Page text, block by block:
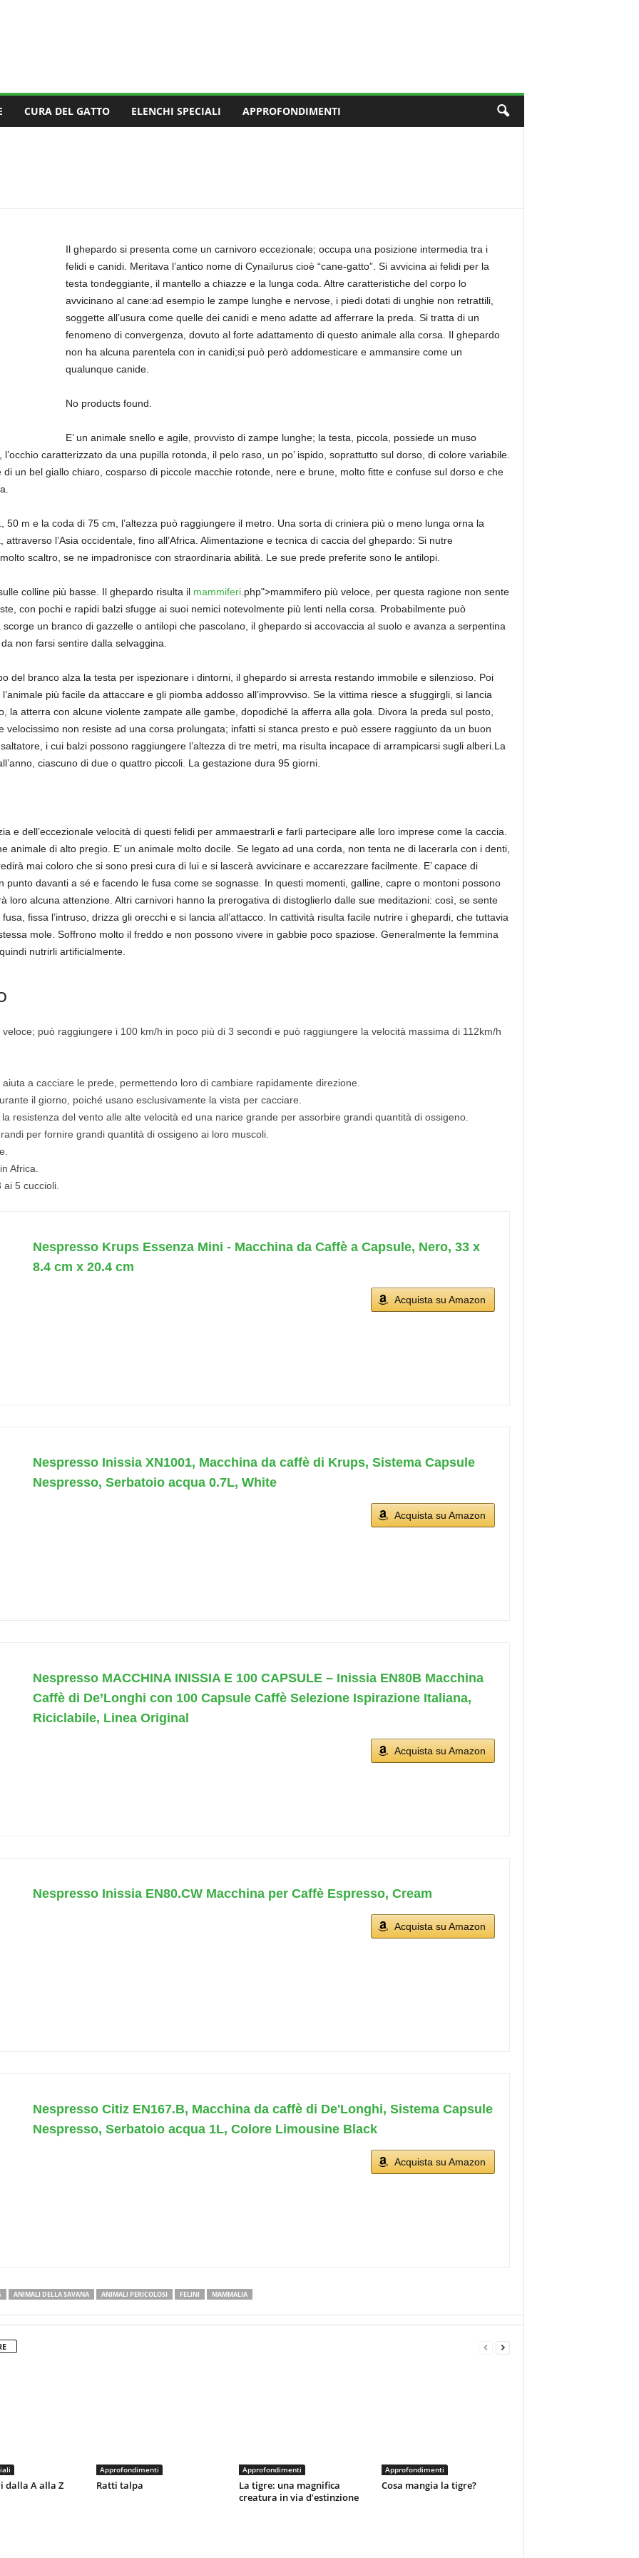
CURA DEL GATTO ELENCHI SPECIALI APPROFONDIMENTI
Il ghepardo si presenta come un carnivoro eccezionale; occupa una posizione intermedia tra i
felidi e canidi. Meritava l’antico nome di Cynailurus cioè “cane-gatto”. Si avvicina ai felidi per la
testa tondeggiante, il mantello a chiazze e la lunga coda. Altre caratteristiche del corpo lo
avvicinano al cane:ad esempio le zampe lunghe e nervose, i piedi dotati di unghie non retrattili,
soggette all’usura come quelle dei canidi e meno adatte ad afferrare la preda. Si tratta di un
fenomeno di convergenza, dovuto al forte adattamento di questo animale alla corsa. Il ghepardo
non ha alcuna parentela con in canidi;si può però addomesticare e ammansire come un
qualunque canide.
No products found.
E’ un animale snello e agile, provvisto di zampe lunghe; la testa, piccola, possiede un muso
caratterizzato da una pupilla rotonda, il pelo raso, un po’ ispido, soprattutto sul dorso, di colore variabile.
un bel giallo chiaro, cosparso di piccole macchie rotonde, nere e brune, molto fitte e confuse sul dorso e che
m e la coda di 75 cm, l’altezza può raggiungere il metro. Una sorta di criniera più o meno lunga orna la
l’Asia occidentale, fino all’Africa. Alimentazione e tecnica di caccia del ghepardo: Si nutre
scaltro, se ne impadronisce con straordinaria abilità. Le sue prede preferite sono le antilopi.
colline più basse. Il ghepardo risulta il mammiferi.php">mammifero più veloce, per questa ragione non sente
con pochi e rapidi balzi sfugge ai suoi nemici notevolmente più lenti nella corsa. Probabilmente può
un branco di gazzelle o antilopi che pascolano, il ghepardo si accovaccia al suolo e avanza a serpentina
non farsi sentire dalla selvaggina.
del branco alza la testa per ispezionare i dintorni, il ghepardo si arresta restando immobile e silenzioso. Poi
più facile da attaccare e gli piomba addosso all’improvviso. Se la vittima riesce a sfuggirgli, si lancia
la atterra con alcune violente zampate alle gambe, dopodiché la afferra alla gola. Divora la preda sul posto,
velocissimo non resiste ad una corsa prolungata; infatti si stanca presto e può essere raggiunto da un buon
i cui balzi possono raggiungere l’altezza di tre metri, ma risulta incapace di arrampicarsi sugli alberi.La
ciascuno di due o quattro piccoli. La gestazione dura 95 giorni.
e dell’eccezionale velocità di questi felidi per ammaestrarli e farli partecipare alle loro imprese come la caccia.
animale di alto pregio. E’ un animale molto docile. Se legato ad una corda, non tenta ne di lacerarla con i denti,
mai coloro che si sono presi cura di lui e si lascerà avvicinare e accarezzare facilmente. E’ capace di
punto davanti a sé e facendo le fusa come se sognasse. In questi momenti, galline, capre o montoni possono
loro alcuna attenzione. Altri carnivori hanno la prerogativa di distoglierlo dalle sue meditazioni: così, se sente
fissa l’intruso, drizza gli orecchi e si lancia all’attacco. In cattività risulta facile nutrire i ghepardi, che tuttavia
mole. Soffrono molto il freddo e non possono vivere in gabbie poco spaziose. Generalmente la femmina
nutrirli artificialmente.
può raggiungere i 100 km/h in poco più di 3 secondi e può raggiungere la velocità massima di 112km/h
a cacciare le prede, permettendo loro di cambiare rapidamente direzione.
il giorno, poiché usano esclusivamente la vista per cacciare.
resistenza del vento alle alte velocità ed una narice grande per assorbire grandi quantità di ossigeno.
per fornire grandi quantità di ossigeno ai loro muscoli.
Africa.
5 cuccioli.
Nespresso Krups Essenza Mini - Macchina da Caffè a Capsule, Nero, 33 x
8.4 cm x 20.4 cm
Acquista su Amazon
Nespresso Inissia XN1001, Macchina da caffè di Krups, Sistema Capsule
Nespresso, Serbatoio acqua 0.7L, White
Acquista su Amazon
Nespresso MACCHINA INISSIA E 100 CAPSULE – Inissia EN80B Macchina
Caffè di De’Longhi con 100 Capsule Caffè Selezione Ispirazione Italiana,
Riciclabile, Linea Original
Acquista su Amazon
Nespresso Inissia EN80.CW Macchina per Caffè Espresso, Cream
Acquista su Amazon
Nespresso Citiz EN167.B, Macchina da caffè di De'Longhi, Sistema Capsule
Nespresso, Serbatoio acqua 1L, Colore Limousine Black
Acquista su Amazon
ANIMALI DELLA SAVANA ANIMALI PERICOLOSI FELINI MAMMALIA
dalla A alla Z
Approfondimenti
Ratti talpa
Approfondimenti
La tigre: una magnifica
creatura in via d’estinzione
Approfondimenti
Cosa mangia la tigre?